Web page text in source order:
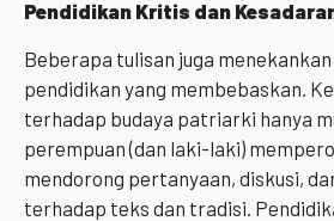
Pendidikan Kritis dan
Beberapa tulisan juga
pendidikan yang membebaskan.
terhadap budaya patriarki hanya
perempuan (dan laki-laki)
mendorong pertanyaan, diskusi,
terhadap teks dan tradisi.